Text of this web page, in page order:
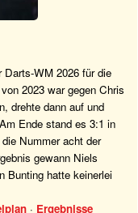
Darts-WM 2026 für die
2023 war gegen Chris
drehte dann auf und
Ende stand es 3:1 in
Nummer acht der
gewann Niels
Bunting hatte keinerlei
· Ergebnisse